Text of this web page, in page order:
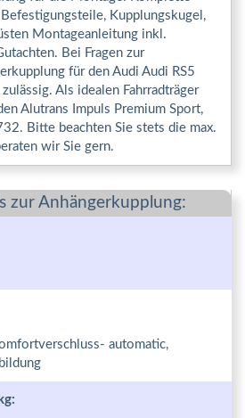
Kupplungskugel,
Montageanleitung inkl.
Bei Fragen zur
für den Audi Audi RS5
Als idealen Fahrradträger
Alutrans Impuls Premium Sport,
Bitte beachten Sie stets die max.
wir Sie gern.
zur Anhängerkupplung:
automatic,